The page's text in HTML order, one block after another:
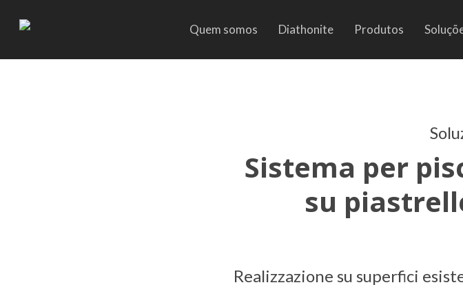
content
Quem somos Diathonite Produtos
Sistema per
su
Realizzazione su superfici